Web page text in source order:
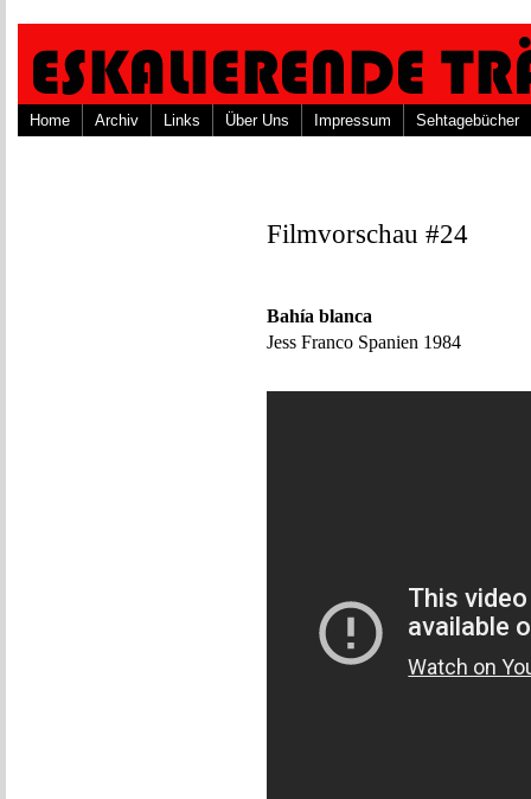
Home Archiv Links Über Uns Impressum Sehtagebücher
Filmvorschau #24
Bahía blanca
Jess Franco Spanien 1984